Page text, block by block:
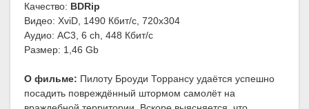
Качество: BDRip
Видео: XviD, 1490 Кбит/с, 720x304
Аудио: AC3, 6 ch, 448 Кбит/с
Размер: 1,46 Gb
О фильме: Пилоту Броуди Торрансу удаётся успешно
посадить повреждённый штормом самолёт на